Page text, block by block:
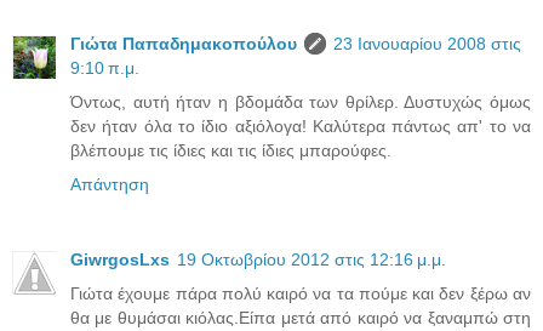
Γιώτα Παπαδημακοπούλου
23 Ιανουαρίου 2008 στις
9:10 π.μ.
Όντως, αυτή ήταν η βδομάδα των θρίλερ. Δυστυχώς όμως
δεν ήταν όλα το ίδιο αξιόλογα! Καλύτερα πάντως απ' το να
βλέπουμε τις ίδιες και τις ίδιες μπαρούφες.
Απάντηση
GiwrgosLxs 19 Οκτωβρίου 2012 στις 12:16 μ.μ.
Γιώτα έχουμε πάρα πολύ καιρό να τα πούμε και δεν ξέρω αν
θα με θυμάσαι κιόλας.Είπα μετά από καιρό να ξαναμπώ στη